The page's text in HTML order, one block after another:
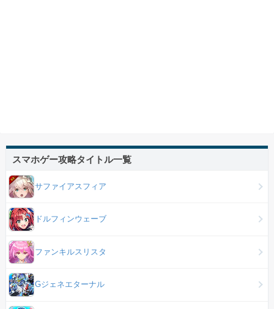
スマホゲー攻略タイトル一覧
サファイアスフィア
ドルフィンウェーブ
ファンキルスリスタ
Gジェネエターナル